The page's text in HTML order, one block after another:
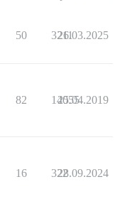
50 3211
26.03.2025
82 14055
25.04.2019
16 322
28.09.2024